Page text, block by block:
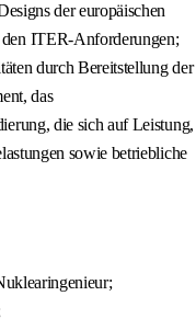
der europäischen
ITER-Anforderungen;
durch Bereitstellung der
das
die sich auf Leistung,
sowie betriebliche